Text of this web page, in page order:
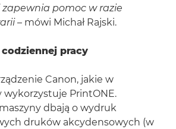
pomoc w razie
– mówi Michał Rajski.
pracy
Canon, jakie w
wykorzystuje PrintONE.
dbają o wydruk
druków akcydensowych (w